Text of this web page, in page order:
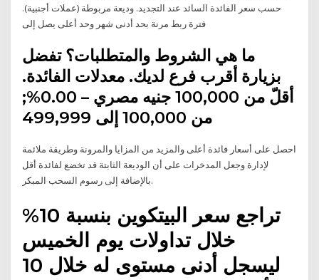
حسب سعر الفائدة السائد عند التجديد. وديعة مربوطة (عملات أجنبية).
ما هي الشروط والمتطلبات؟ تفضل
بزيارة أقرب فرع لديك. معدلات الفائدة.
أقلّ من 100,000 جنيه مصري – 0.00%;
احصل على أسعار فائدة أعلى والمزيد من المزايا والمرونة وطريقة ملائمة
لإدارة وجعل المدخرات على أن الوديعة الثابتة قد تخضع لفائدة أقل
بالإضافة إلى رسوم السحب المبكر.
تراجع سعر البيتكوين بنسبة 10%
خلال تداولات يوم الخميس
ليسجل أدنى مستوى له خلال 10